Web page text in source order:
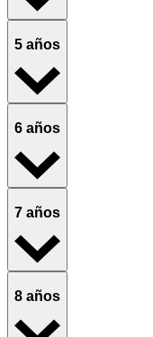
5 años
6 años
7 años
8 años